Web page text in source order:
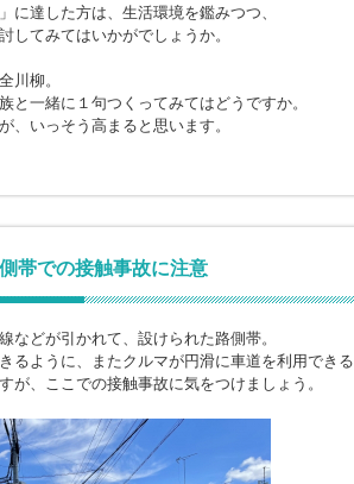
に達した方は、生活環境を鑑みつつ、
してみてはいかがでしょうか。
川柳。
と一緒に１句つくってみてはどうですか。
、いっそう高まると思います。
帯での接触事故に注意
などが引かれて、設けられた路側帯。
るように、またクルマが円滑に車道を利用でき
が、ここでの接触事故に気をつけましょう。